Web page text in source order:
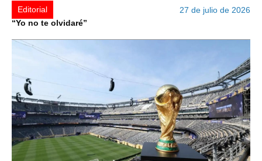
Editorial
27 de julio de 2026
“Yo no te olvidaré”